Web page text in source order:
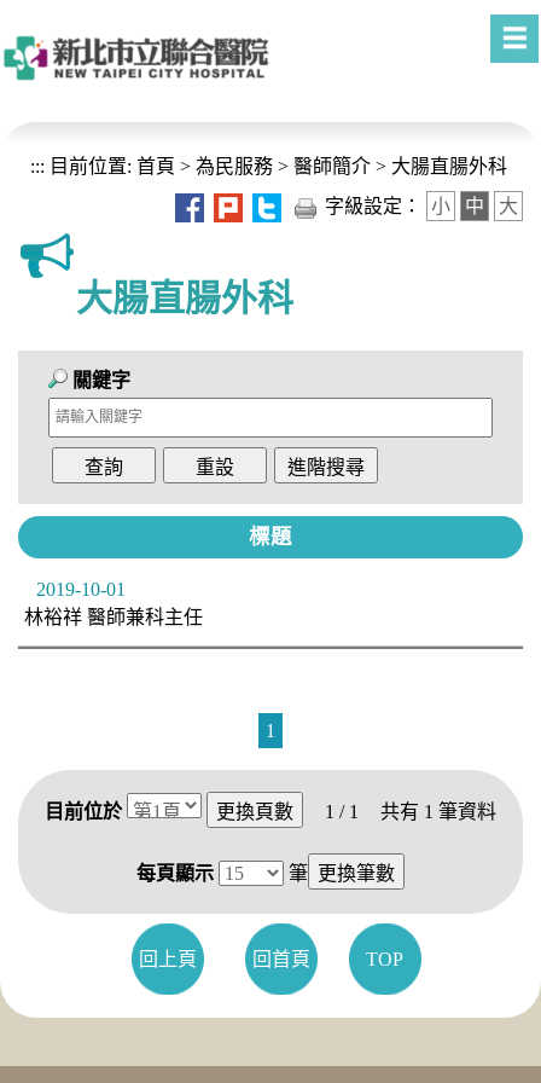
::: 目前位置: 首頁 > 為民服務 > 醫師簡介 > 大腸直腸外科
字級設定：
小 中 大
大腸直腸外科
關鍵字
標題
林裕祥 醫師兼科主任
2019-10-01
1
目前位於 1 / 1 共有 1 筆資料
每頁顯示 筆
回上頁 回首頁 TOP